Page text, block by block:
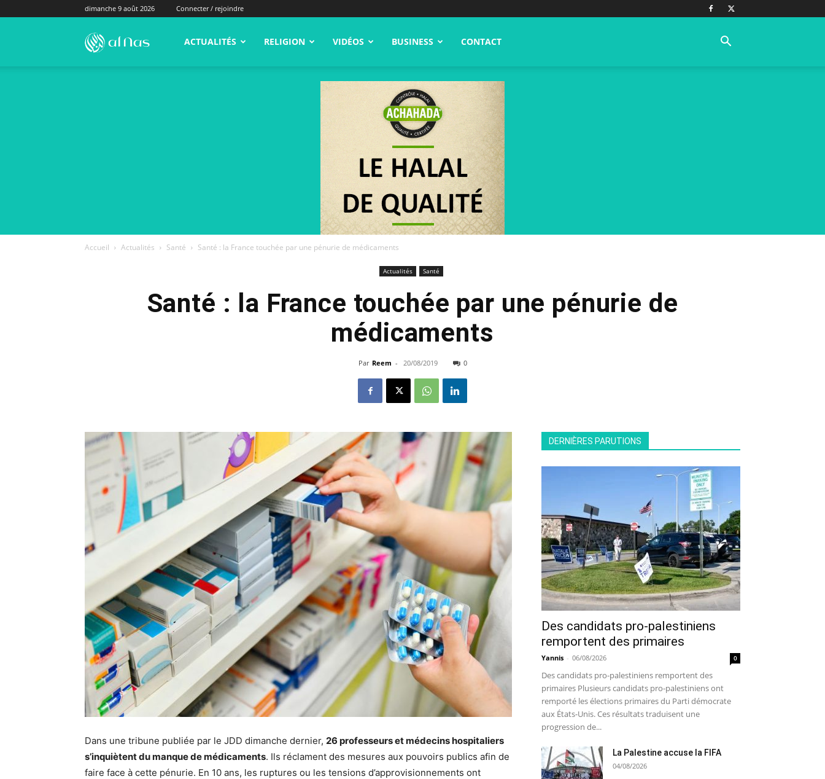
dimanche 9 août 2026 Connecter / rejoindre
alNas.fr ACTUALITÉS RELIGION VIDÉOS BUSINESS CONTACT
Accueil Actualités Santé Santé : la France touchée par une pénurie de médicaments
Actualités Santé
Santé : la France touchée par une pénurie de
médicaments
Par Reem - 20/08/2019 0
Dans une tribune publiée par le JDD dimanche dernier, 26 professeurs et médecins hospitaliers
s’inquiètent du manque de médicaments. Ils réclament des mesures aux pouvoirs publics afin de
faire face à cette pénurie. En 10 ans, les ruptures ou les tensions d’approvisionnements ont
DERNIÈRES PARUTIONS
Des candidats pro-palestiniens
remportent des primaires
Yannis - 06/08/2026 0
Des candidats pro-palestiniens remportent des
primaires Plusieurs candidats pro-palestiniens ont
remporté les élections primaires du Parti démocrate
aux États-Unis. Ces résultats traduisent une
progression de...
La Palestine accuse la FIFA
04/08/2026